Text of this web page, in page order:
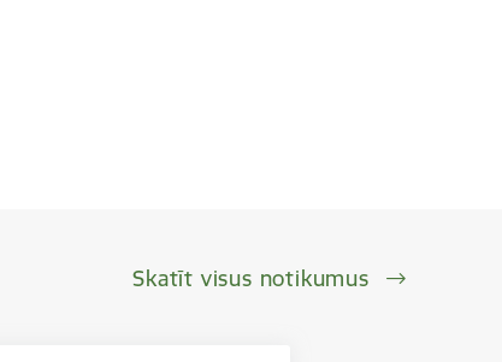
Skatīt visus notikumus